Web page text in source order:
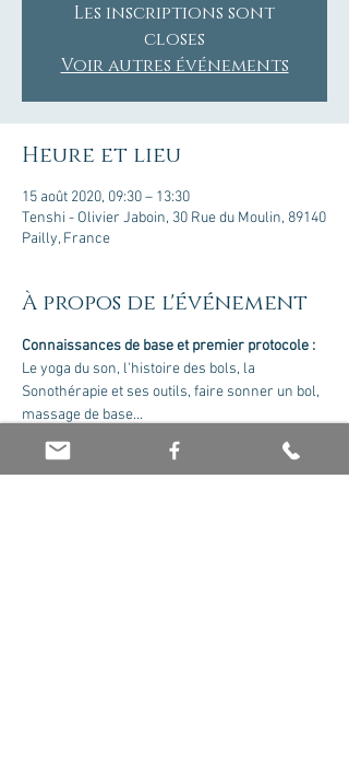
Les inscriptions sont
closes
Voir autres événements
Heure et lieu
15 août 2020, 09:30 – 13:30
Tenshi - Olivier Jaboin, 30 Rue du Moulin, 89140
Pailly, France
À propos de l'événement
Connaissances de base et premier protocole :
Le yoga du son, l'histoire des bols, la
Sonothérapie et ses outils, faire sonner un bol,
massage de base...
Formateur : Olivier Jaboin. Nous contacter
pour recevoir le cursus complet.